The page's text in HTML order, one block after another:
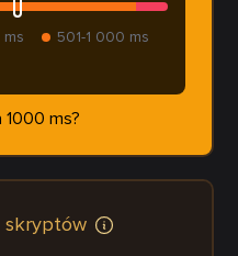
ms
501-1 000 ms
1000 ms?
skryptów